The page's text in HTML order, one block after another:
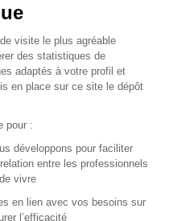
SAFI
visite le plus agréable
des statistiques de
adaptés à votre profil et
en place sur ce site le dépôt
pour :
développons pour faciliter
entre les professionnels
vivre
en lien avec vos besoins sur
l’efficacité